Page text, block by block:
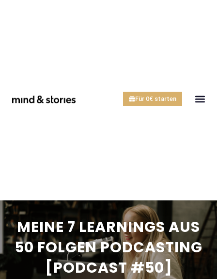
Für 0€ starten
MEINE 7 LEARNINGS AUS
50 FOLGEN PODCASTING
[PODCAST #50]